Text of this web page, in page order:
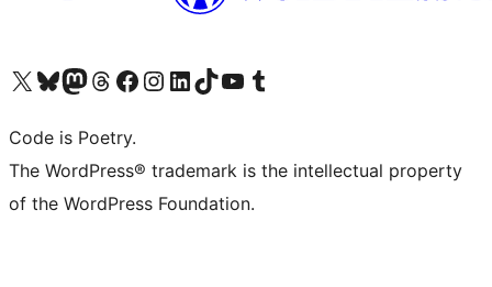
ຢ້ຽມຊົມບັນຊີ X (ຊື່ເກົ່າ Twitter) ຂອງພວກເຮົາຢ້ຽມຊົມບັນຊີ Bluesky ຂອງພວກເຮົາຢ້ຽມຊົມບັນຊີ Mastodon ຂອງພວກເຮົາຢ້ຽມຊົມບັນຊີ Threads ຂອງພວກເຮົາຢ້ຽມຊົມໜ້າ Facebook ຂອງພວກເຮົາຢ້ຽມຊົມບັນຊີ Instagram ຂອງພວກເຮົາຢ້ຽມຊົມບັນຊີ LinkedIn ຂອງພວກເຮົາຢ້ຽມຊົມບັນຊີ TikTok ຂອງພວກເຮົາຢ້ຽມຊົມຊ່ອງ YouTube ຂອງພວກເຮົາຢ້ຽມຊົມບັນຊີ Tumblr ຂອງພວກເຮົາ
Code is Poetry.
The WordPress® trademark is the intellectual property
of the WordPress Foundation.